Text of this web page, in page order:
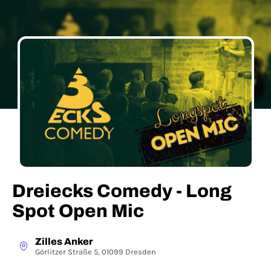
Dreiecks Comedy - Long
Spot Open Mic
Zilles Anker
Görlitzer Straße 5, 01099 Dresden